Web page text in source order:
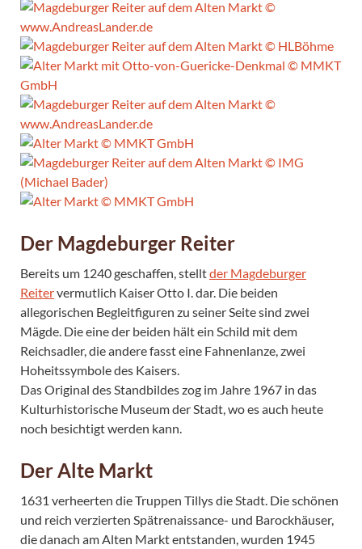
Der Magdeburger Reiter
Bereits um 1240 geschaffen, stelltder Magdeburger
Reitervermutlich Kaiser Otto I. dar. Die beiden
allegorischen Begleitfiguren zu seiner Seite sind zwei
Mägde. Die eine der beiden hält ein Schild mit dem
Reichsadler, die andere fasst eine Fahnenlanze, zwei
Hoheitssymbole des Kaisers.
Das Original des Standbildes zog im Jahre 1967 in das
Kulturhistorische Museum der Stadt, wo es auch heute
noch besichtigt werden kann.
Der Alte Markt
1631 verheerten die Truppen Tillys die Stadt. Die schönen
und reich verzierten Spätrenaissance- und Barockhäuser,
die danach am Alten Markt entstanden, wurden 1945